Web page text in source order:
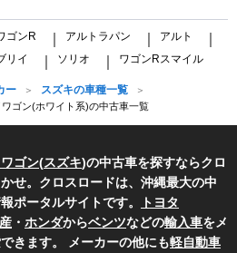
ゴンR アルトラパン アルト
リイ ソリオ ワゴンRスマイル
ー
スズキの車種一覧
ワゴン(ホワイト系)の中古車一覧
ゴン(スズキ)の中古車を探すならクロ
せ。クロスロードは、沖縄最大の中
ポータルサイトです。
トヨタ
・ ホンダからベンツなどの輸入車をメ
きます。 メーカーの他にも軽自動車